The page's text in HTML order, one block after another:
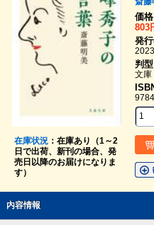
在庫状況：在庫あり（1～2
日で出荷、新刊の場合、発
売日以降のお届けになりま
す）
価格
803
発
判型
文庫
内容情報